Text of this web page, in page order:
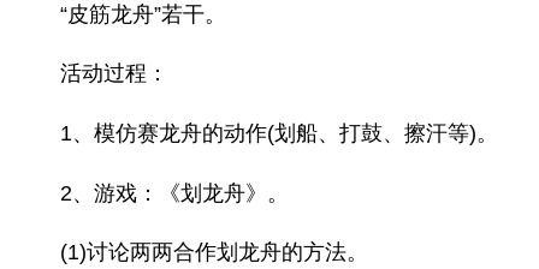
“皮筋龙舟”若干。
活动过程：
1、模仿赛龙舟的动作(划船、打鼓、擦汗等)。
2、游戏：《划龙舟》。
(1)讨论两两合作划龙舟的方法。